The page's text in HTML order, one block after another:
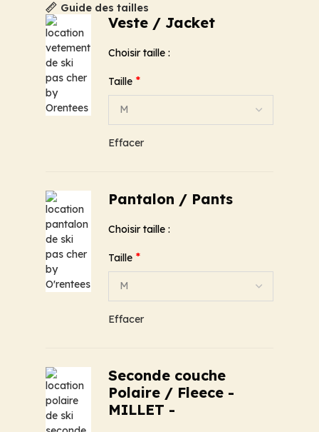
Guide des tailles
Veste / Jacket
Choisir taille :
Taille *
Effacer
Pantalon / Pants
Choisir taille :
Taille *
Effacer
Seconde couche
Polaire / Fleece -
MILLET -